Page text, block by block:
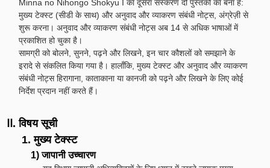
Minna no Nihongo Shokyu I का दूसरा संस्करण दो पुस्तकों का बना है:
मुख्य टेक्स्ट (सीडी के साथ) और अनुवाद और व्याकरण संबंधी नोट्स, अंग्रेज़ी से
शुरू करना। अनुवाद और व्याकरण संबंधी नोट्स अब 14 से अधिक भाषाओं में
प्रकाशित हो चुका है।
सामग्री को बोलने, सुनने, पढ़ने और लिखने, इन चार कौशलों को समझाने के
इरादे से संकलित किया गया है। हालाँकि, मुख्य टेक्स्ट और अनुवाद और व्याकरण
संबंधी नोट्स हिरागाना, काताकाना या कानजी को पढ़ने और लिखने के लिए कोई
निर्देश प्रदान नहीं करते हैं।
Ⅱ. विषय सूची
1. मुख्य टेक्स्ट
1) जापानी उच्चारण